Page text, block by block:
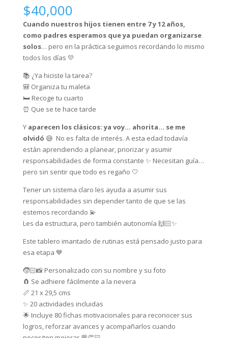
$40,000
Cuando nuestros hijos tienen entre 7 y 12 años,
como padres esperamos que ya puedan organizarse
solos… pero en la práctica seguimos recordando lo mismo
todos los días 💛
📚 ¿Ya hiciste la tarea?
🎒 Organiza tu maleta
🛏️ Recoge tu cuarto
⏰ Que se te hace tarde
Y aparecen los clásicos: ya voy… ahorita… se me
olvidó 😅 No es falta de interés. A esta edad todavía
están aprendiendo a planear, priorizar y asumir
responsabilidades de forma constante ✨ Necesitan guía…
pero sin sentir que todo es regaño 🤍
Tener un sistema claro les ayuda a asumir sus
responsabilidades sin depender tanto de que se las
estemos recordando 💫
Les da estructura, pero también autonomía 🙌🏻✨
Este tablero imantado de rutinas está pensado justo para
esa etapa 💙
🧒🏻📸 Personalizado con su nombre y su foto
🧲 Se adhiere fácilmente a la nevera
📏 21 x 29,5 cms
✨ 20 actividades incluidas
🌟 Incluye 80 fichas motivacionales para reconocer sus
logros, reforzar avances y acompañarlos cuando